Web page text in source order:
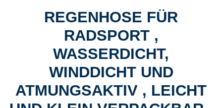
REGENHOSE FÜR
RADSPORT ,
WASSERDICHT,
WINDDICHT UND
ATMUNGSAKTIV , LEICHT